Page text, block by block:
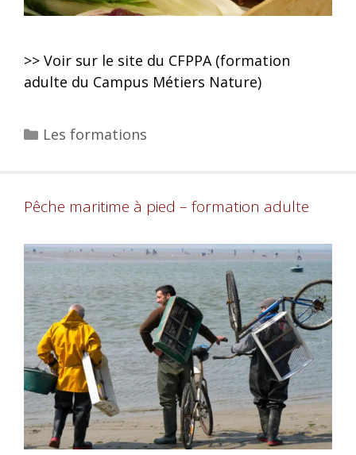
>> Voir sur le site du CFPPA (formation
adulte du Campus Métiers Nature)
Les formations
Pêche maritime à pied – formation adulte